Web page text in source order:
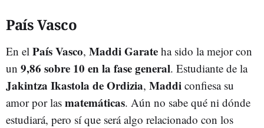
País Vasco
En el País Vasco, Maddi Garate ha sido la mejor con
un 9,86 sobre 10 en la fase general. Estudiante de la
Jakintza Ikastola de Ordizia, Maddi confiesa su
amor por las matemáticas. Aún no sabe qué ni dónde
estudiará, pero sí que será algo relacionado con los